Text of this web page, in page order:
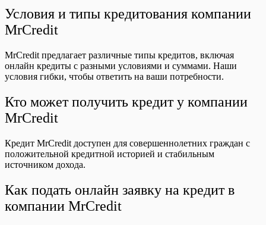
Условия и типы кредитования компании
MrCredit
MrCredit предлагает различные типы кредитов, включая
онлайн кредиты с разными условиями и суммами. Наши
условия гибки, чтобы ответить на ваши потребности.
Кто может получить кредит у компании
MrCredit
Кредит MrCredit доступен для совершеннолетних граждан с
положительной кредитной историей и стабильным
источником дохода.
Как подать онлайн заявку на кредит в
компании MrCredit